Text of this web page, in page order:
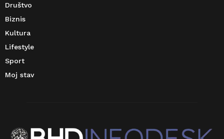
Društvo
Biznis
Kultura
Lifestyle
Sport
Moj stav